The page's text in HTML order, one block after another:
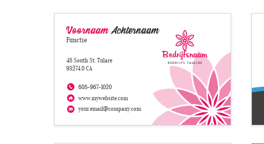
your.email@company.com
608-967-1020
www.mywebsite.com
Functie
48 South St. Tulare
93274.0 CA
VoornaamAchternaam
Bedrijfsnaam
Bedrijfs tagline